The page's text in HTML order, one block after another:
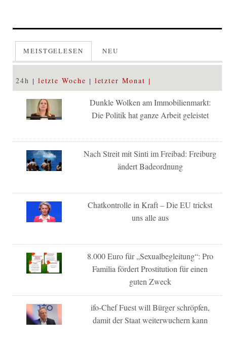
MEISTGELESEN NEU
24h letzte Woche letzter Monat
Dunkle Wolken am Immobilienmarkt:
Die Politik hat ganze Arbeit geleistet
Nach Streit mit Sinti im Freibad: Freiburg
ändert Badeordnung
Chatkontrolle in Kraft – Die EU trickst
uns alle aus
8.000 Euro für „Sexualbegleitung“: Pro
Familia fördert Prostitution für einen
guten Zweck
ifo-Chef Fuest will Bürger schröpfen,
damit der Staat weiterwuchern kann